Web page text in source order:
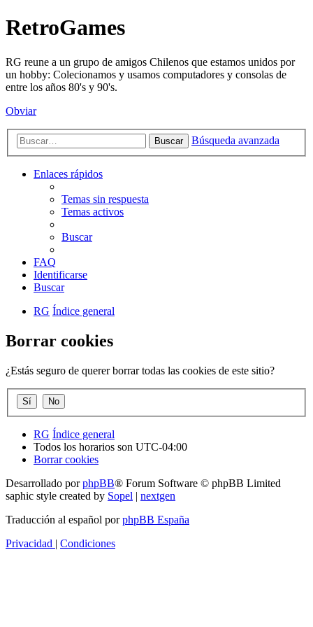
RetroGames
RG reune a un grupo de amigos Chilenos que estamos unidos por
un hobby: Colecionamos y usamos computadores y consolas de
entre los años 80's y 90's.
Obviar
Buscar Búsqueda avanzada
Enlaces rápidos
Temas sin respuesta
Temas activos
Buscar
FAQ
Identificarse
Buscar
RG Índice general
Borrar cookies
¿Estás seguro de querer borrar todas las cookies de este sitio?
RG Índice general
Todos los horarios son UTC-04:00
Borrar cookies
Desarrollado porphpBB® Forum Software © phpBB Limited
saphic style created by Sopel | nextgen
Traducción al español porphpBB España
Privacidad | Condiciones